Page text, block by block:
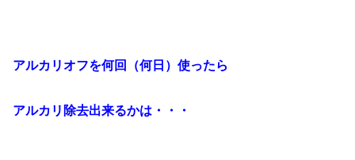
アルカリオフを何回（何日）使ったら
アルカリ除去出来るかは・・・